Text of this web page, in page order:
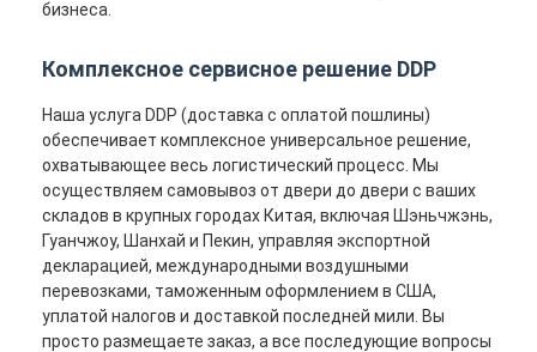
бизнеса.
Комплексное сервисное решение DDP
Наша услуга DDP (доставка с оплатой пошлины)
обеспечивает комплексное универсальное решение,
охватывающее весь логистический процесс. Мы
осуществляем самовывоз от двери до двери с ваших
складов в крупных городах Китая, включая Шэньчжэнь,
Гуанчжоу, Шанхай и Пекин, управляя экспортной
декларацией, международными воздушными
перевозками, таможенным оформлением в США,
уплатой налогов и доставкой последней мили. Вы
просто размещаете заказ, а все последующие вопросы